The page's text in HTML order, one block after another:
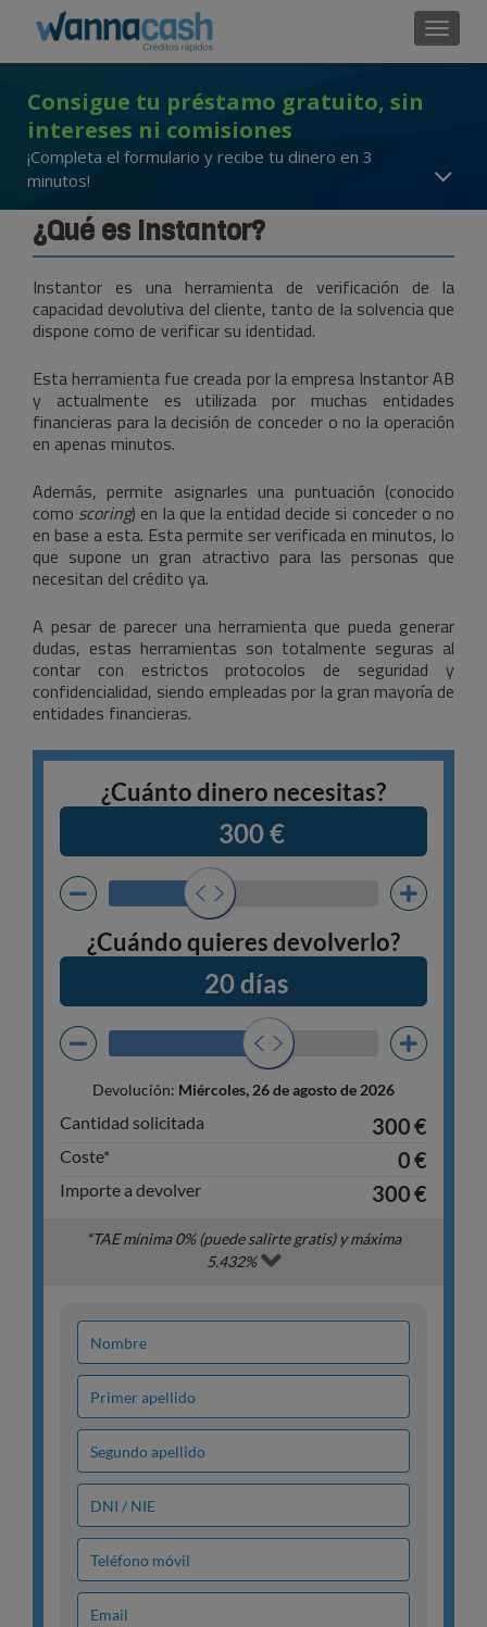
Consigue tu préstamo gratuito, sin
intereses ni comisiones
¡Completa el formulario y recibe tu dinero en 3
minutos!
¿Qué es Instantor?
Instantor es una herramienta de verificación de la
capacidad devolutiva del cliente, tanto de la solvencia que
dispone como de verificar su identidad.
Esta herramienta fue creada por la empresa Instantor AB
y actualmente es utilizada por muchas entidades
financieras para la decisión de conceder o no la operación
en apenas minutos.
Además, permite asignarles una puntuación (conocido
como scoring) en la que la entidad decide si conceder o no
en base a esta. Esta permite ser verificada en minutos, lo
que supone un gran atractivo para las personas que
necesitan del crédito ya.
A pesar de parecer una herramienta que pueda generar
dudas, estas herramientas son totalmente seguras al
contar con estrictos protocolos de seguridad y
confidencialidad, siendo empleadas por la gran mayoría de
entidades financieras.